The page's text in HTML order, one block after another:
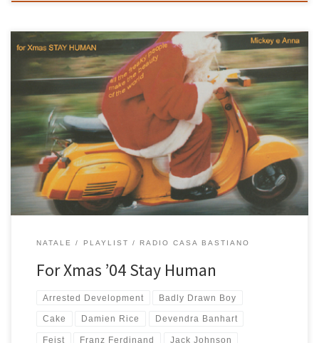
Natale 2004, anno di cambiamenti importanti per me e Annalisa.
Fu proprio nel corso di quell’anno che decidemmo di vivere a
Montese. Una prima ristrutturazione di Casa Bastiano ci permise di
iniziare a pensare di vivere lì stabilmente e l’inizio di un nuovo
lavoro per me segnò in maniera indelebile […]
NATALE PLAYLIST RADIO CASA BASTIANO
For Xmas ’04 Stay Human
Arrested Development Badly Drawn Boy
Cake Damien Rice Devendra Banhart
Feist Franz Ferdinand Jack Johnson